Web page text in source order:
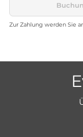
Zur Zahlung werden Sie